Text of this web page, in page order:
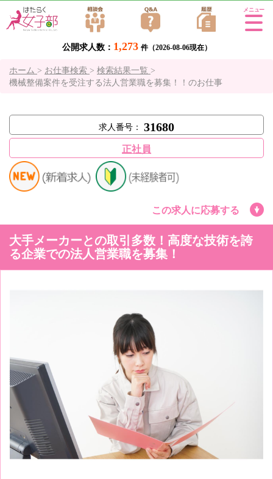
公開求人数： 1,273 件（2026-08-06現在）
Tog
ホーム > お仕事検索 > 検索結果一覧 >
機械整備案件を受注する法人営業職を募集！！のお仕事
求人番号： 31680
正社員
この求人に応募する
大手メーカーとの取引多数！高度な技術を誇
る企業での法人営業職を募集！